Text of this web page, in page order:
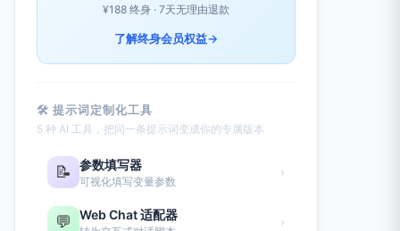
¥188 终身 · 7天无理由退款
了解终身会员权益→
🛠 提示词定制化工具
5 种 AI 工具，把同一条提示词变成你的专属版本
📝 参数填写器
可视化填写变量参数
›
💬 Web Chat 适配器 ›